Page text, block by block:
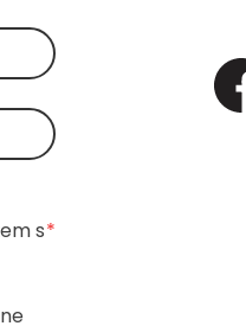
s *